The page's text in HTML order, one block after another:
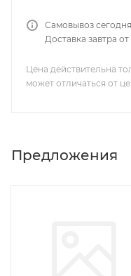
Самовывоз
Доставка завтра от
Цена действительна
может отличаться от
Предложения